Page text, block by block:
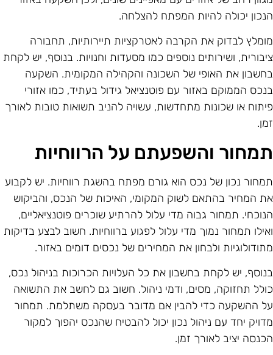
יכולה להיות המפתח להצלחה.
לבדוק את הקרבה לאטרקציות תיירותיות, תחבורה
ושירותים נוספים כמו מסעדות וחנויות. בנוסף, יש לקחת
את האופי של השכונה והקהילה המקומית. השקעה
הממוקם באזור עם פוטנציאל גידול בעתיד, כמו אזורי
או שכונות מתחדשות, עשויה להניב תשואות טובות לאורך
והשפעתם על הרווחיות
נכון של נכס הוא גורם מפתח בהשגת רווחיות. יש לקבוע
המחיר בהתאם לשוק המקומי, האיכות של הנכס, והביקוש
תמחור גבוה מדי עלול להרתיע שוכרים פוטנציאליים,
תמחור נמוך מדי עלול לפגוע ברווחיות. חשוב לבצע בדיקות
ולבחון את המחירים של נכסים דומים באזור.
יש לקחת בחשבון את כל העלויות הכרוכות בניהול נכס,
תחזוקה, מסים, ודמי ניהול. חשוב גם לחשב את התשואה
ההשקעה כדי להבין אם מדובר בעסקה משתלמת. תמחור
יחד עם ניהול נכון יכול להבטיח שהנכס יהפוך למקור
יציב לאורך זמן.